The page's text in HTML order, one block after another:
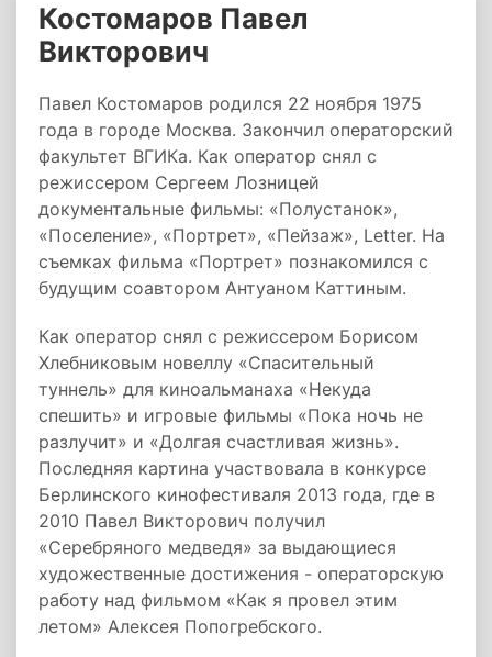
Костомаров Павел
Викторович
Павел Костомаров родился 22 ноября 1975
года в городе Москва. Закончил операторский
факультет ВГИКа. Как оператор снял с
режиссером Сергеем Лозницей
документальные фильмы: «Полустанок»,
«Поселение», «Портрет», «Пейзаж», Letter. На
съемках фильма «Портрет» познакомился с
будущим соавтором Антуаном Каттиным.
Как оператор снял с режиссером Борисом
Хлебниковым новеллу «Спасительный
туннель» для киноальманаха «Некуда
спешить» и игровые фильмы «Пока ночь не
разлучит» и «Долгая счастливая жизнь».
Последняя картина участвовала в конкурсе
Берлинского кинофестиваля 2013 года, где в
2010 Павел Викторович получил
«Серебряного медведя» за выдающиеся
художественные достижения - операторскую
работу над фильмом «Как я провел этим
летом» Алексея Попогребского.